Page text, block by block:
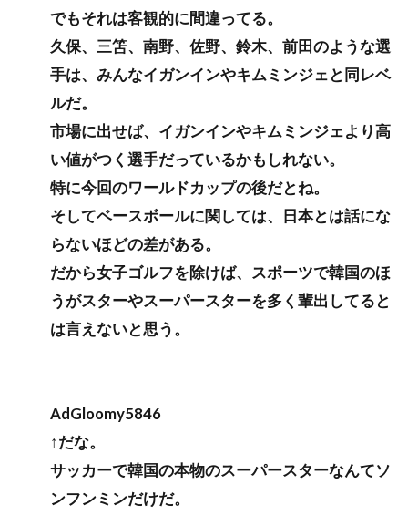
でもそれは客観的に間違ってる。
久保、三笘、南野、佐野、鈴木、前田のような選
手は、みんなイガンインやキムミンジェと同レベ
ルだ。
市場に出せば、イガンインやキムミンジェより高
い値がつく選手だっているかもしれない。
特に今回のワールドカップの後だとね。
そしてベースボールに関しては、日本とは話にな
らないほどの差がある。
だから女子ゴルフを除けば、スポーツで韓国のほ
うがスターやスーパースターを多く輩出してると
は言えないと思う。
AdGloomy5846
↑だな。
サッカーで韓国の本物のスーパースターなんてソ
ンフンミンだけだ。